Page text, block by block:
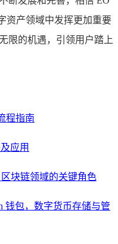
资产领域中发挥更加重要
限的机遇，引领用户踏上
程指南
应用
块链领域的关键角色
钱包，数字货币存储与管